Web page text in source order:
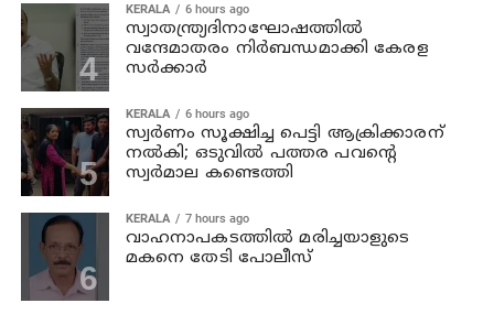
KERALA 6 hours ago
സ്വാതന്ത്ര്യദിനാഘോഷത്തില്‍
വന്ദേമാതരം നിര്‍ബന്ധമാക്കി കേരള
സര്‍ക്കാര്‍
KERALA 6 hours ago
സ്വര്‍ണം സൂക്ഷിച്ച പെട്ടി ആക്രിക്കാരന്
നല്‍കി; ഒടുവില്‍ പത്തര പവന്റെ
സ്വര്‍മാല കണ്ടെത്തി
KERALA 7 hours ago
വാഹനാപകടത്തില്‍ മരിച്ചയാളുടെ
മകനെ തേടി പോലീസ്